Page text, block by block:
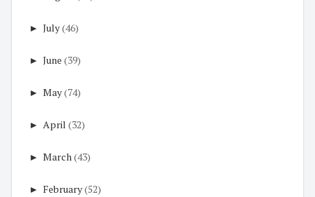
► July(46)
► June (39)
► May(74)
► April (32)
► March(43)
► February(52)